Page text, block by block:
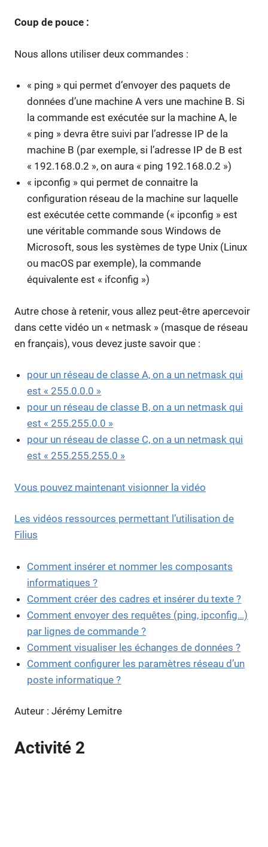
Coup de pouce :
Nous allons utiliser deux commandes :
« ping » qui permet d’envoyer des paquets de
données d’une machine A vers une machine B. Si
la commande est exécutée sur la machine A, le
« ping » devra être suivi par l’adresse IP de la
machine B (par exemple, si l’adresse IP de B est
« 192.168.0.2 », on aura « ping 192.168.0.2 »)
« ipconfig » qui permet de connaitre la
configuration réseau de la machine sur laquelle
est exécutée cette commande (« ipconfig » est
une véritable commande sous Windows de
Microsoft, sous les systèmes de type Unix (Linux
ou macOS par exemple), la commande
équivalente est « ifconfig »)
Autre chose à retenir, vous allez peut-être apercevoir
dans cette vidéo un « netmask » (masque de réseau
en français), vous devez juste savoir que :
pour un réseau de classe A, on a un netmask qui
est « 255.0.0.0 »
pour un réseau de classe B, on a un netmask qui
est « 255.255.0.0 »
pour un réseau de classe C, on a un netmask qui
est « 255.255.255.0 »
Vous pouvez maintenant visionner la vidéo
Les vidéos ressources permettant l’utilisation de
Filius
Comment insérer et nommer les composants
informatiques ?
Comment créer des cadres et insérer du texte ?
Comment envoyer des requêtes (ping, ipconfig…)
par lignes de commande ?
Comment visualiser les échanges de données ?
Comment configurer les paramètres réseau d’un
poste informatique ?
Auteur : Jérémy Lemitre
Activité 2